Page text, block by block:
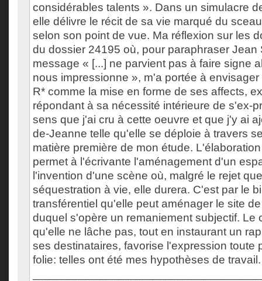
considérables talents ». Dans un simulacre
elle délivre le récit de sa vie marqué du
selon son point de vue. Ma réflexion sur les
du dossier 24195 où, pour paraphraser Jean
message « [...] ne parvient pas à faire signe
nous impressionne », m'a portée à
R* comme la mise en forme de ses affects,
répondant à sa nécessité intérieure de s'ex-
sens que j'ai cru à cette oeuvre et que j'y ai
de-Jeanne telle qu'elle se déploie à travers
matière première de mon étude.
permet à l'écrivante l'aménagement d'un
l'invention d'une scène où, malgré le rejet
séquestration à vie, elle durera. C'est par le
transférentiel qu'elle peut aménager le site
duquel s'opère un remaniement subjectif. Le
qu'elle ne lâche pas, tout en instaurant un
ses destinataires, favorise l'expression toute
folie: telles ont été mes hypothèses de travail.